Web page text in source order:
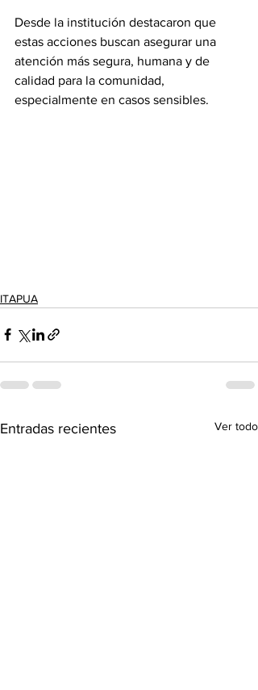
Desde la institución destacaron que
estas acciones buscan asegurar una
atención más segura, humana y de
calidad para la comunidad,
especialmente en casos sensibles.
ITAPUA
Entradas recientes Ver todo